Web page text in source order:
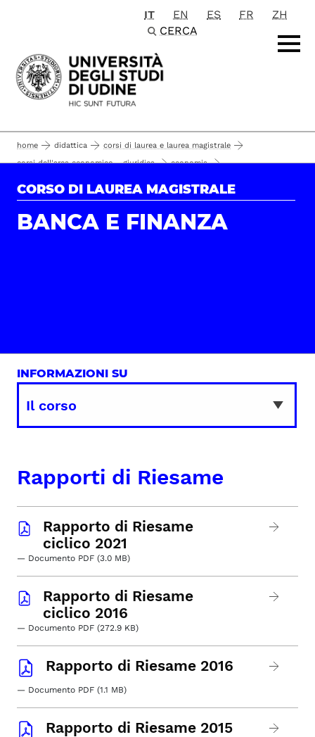
Passa al contenuto principale
IT EN ES FR
ZH
CERCA
home didattica
corsi di laurea e laurea magistrale
corsi dell'area economico - giuridica
economia
qualità della formazione rapporti di riesame
CORSO DI LAUREA MAGISTRALE
BANCA E FINANZA
INFORMAZIONI SU
Rapporti di Riesame
Rapporto di Riesame
ciclico 2021
— Documento PDF (3.0 MB)
Rapporto di Riesame
ciclico 2016
— Documento PDF (272.9 KB)
Rapporto di Riesame 2016
— Documento PDF (1.1 MB)
Rapporto di Riesame 2015